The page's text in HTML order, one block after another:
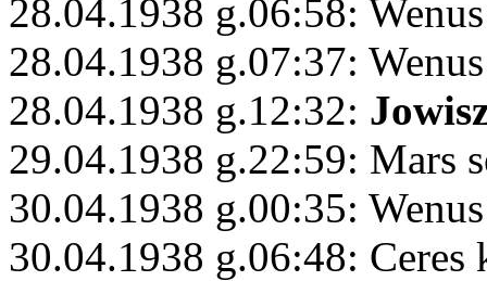
28.04.1938 g.06:58:
28.04.1938 g.07:37:
28.04.1938 g.12:32:
29.04.1938 g.22:59: Mars
30.04.1938 g.00:35:
30.04.1938 g.06:48: